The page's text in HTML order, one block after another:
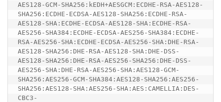
AES128-GCM-SHA256:kEDH+AESGCM:ECDHE-RSA-AES128-
SHA256:ECDHE-ECDSA-AES128-SHA256:ECDHE-RSA-
AES128-SHA:ECDHE-ECDSA-AES128-SHA:ECDHE-RSA-
AES256-SHA384:ECDHE-ECDSA-AES256-SHA384:ECDHE-
RSA-AES256-SHA:ECDHE-ECDSA-AES256-SHA:DHE-RSA-
AES128-SHA256:DHE-RSA-AES128-SHA:DHE-DSS-
AES128-SHA256:DHE-RSA-AES256-SHA256:DHE-DSS-
AES256-SHA:DHE-RSA-AES256-SHA:AES128-GCM-
SHA256:AES256-GCM-SHA384:AES128-SHA256:AES256-
SHA256:AES128-SHA:AES256-SHA:AES:CAMELLIA:DES-
CBC3-